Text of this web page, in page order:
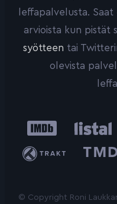
leffapalvelusta. Saat
arvioista kun pistät
syötteen tai
olevista
IMDb Listal
Trakt
Database
© Copyright Roni